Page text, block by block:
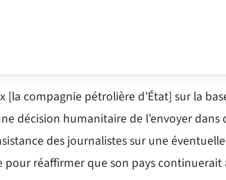
[la compagnie pétrolière d’État] sur la
décision humanitaire de l’envoyer dans
des journalistes sur une
réaffirmer que son pays continuerait